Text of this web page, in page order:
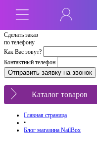
Сделать заказ
по телефону
Как Вас зовут?
Контактный телефон
Каталог товаров
Главная страница
•
Блог магазина NailBox